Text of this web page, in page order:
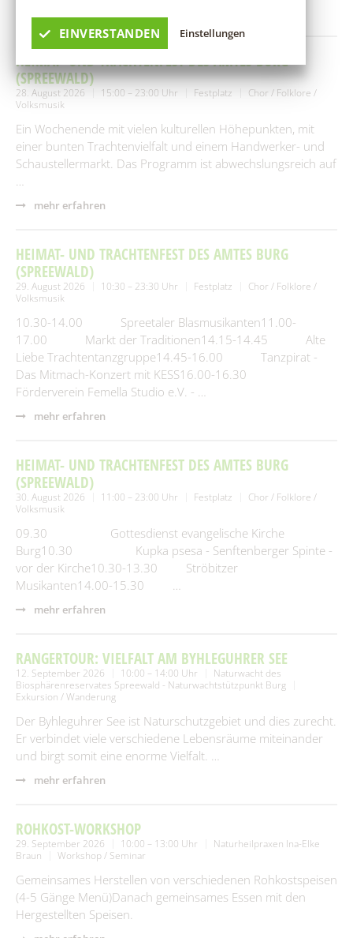
EINVERSTANDEN Einstellungen
HEIMAT- UND TRACHTENFEST DES AMTES BURG
(SPREEWALD)
28. August 2026 15:00 – 23:00 Uhr Festplatz
Chor / Folklore /
Volksmusik
Ein Wochenende mit vielen kulturellen Höhepunkten, mit
einer bunten Trachtenvielfalt und einem Handwerker- und
Schaustellermarkt. Das Programm ist abwechslungsreich auf
…
mehr erfahren
HEIMAT- UND TRACHTENFEST DES AMTES BURG
(SPREEWALD)
29. August 2026 10:30 – 23:30 Uhr Festplatz
Chor / Folklore /
Volksmusik
10.30-14.00 Spreetaler Blasmusikanten11.00-
17.00 Markt der Traditionen14.15-14.45 Alte
Liebe Trachtentanzgruppe14.45-16.00 Tanzpirat -
Das Mitmach-Konzert mit KESS16.00-16.30
Förderverein Femella Studio e.V. - …
mehr erfahren
HEIMAT- UND TRACHTENFEST DES AMTES BURG
(SPREEWALD)
30. August 2026 11:00 – 23:00 Uhr Festplatz
Chor / Folklore /
Volksmusik
09.30 Gottesdienst evangelische Kirche
Burg10.30 Kupka psesa - Senftenberger Spinte -
vor der Kirche10.30-13.30 Ströbitzer
Musikanten14.00-15.30 …
mehr erfahren
RANGERTOUR: VIELFALT AM BYHLEGUHRER SEE
12. September 2026 10:00 – 14:00 Uhr
Naturwacht des
Biosphärenreservates Spreewald - Naturwachtstützpunkt Burg
Exkursion / Wanderung
Der Byhleguhrer See ist Naturschutzgebiet und dies zurecht.
Er verbindet viele verschiedene Lebensräume miteinander
und birgt somit eine enorme Vielfalt. …
mehr erfahren
ROHKOST-WORKSHOP
29. September 2026 10:00 – 13:00 Uhr
Naturheilpraxen Ina-Elke
Braun
Workshop / Seminar
Gemeinsames Herstellen von verschiedenen Rohkostspeisen
(4-5 Gänge Menü)Danach gemeinsames Essen mit den
Hergestellten Speisen.